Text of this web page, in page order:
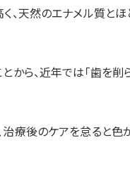
、天然のエナメル質と
から、近年では「歯を
療後のケアを怠ると色